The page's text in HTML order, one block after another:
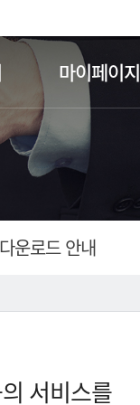
마이페이지
운로드 안내
서비스를